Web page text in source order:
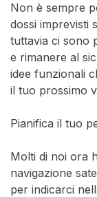
Non è sempre
dossi imprevisti
tuttavia ci sono
e rimanere al
idee funzionali
il tuo prossimo
Pianifica il tuo
Molti di noi ora
navigazione
per indicarci